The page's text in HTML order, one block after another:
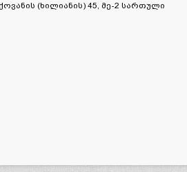
(ხილიანის) 45, მე-2 სართული